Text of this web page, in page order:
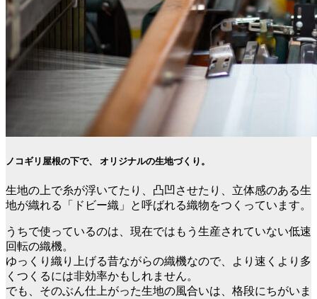
ノコギリ屋根の下で、 オリジナルの生地づくり。
生地の上で糸が浮いてたり、凸凹させたり、立体感のある生
地が織れる「ドビー織」と呼ばれる織物をつくっています。
うちで使っているのは、現在ではもう生産されていない低速
回転の織機。
ゆっくり織り上げる昔ながらの織機なので、より速くより多
くつくるには非効率かもしれません。
でも、そのぶん仕上がった生地の風合いは、格段にちがいま